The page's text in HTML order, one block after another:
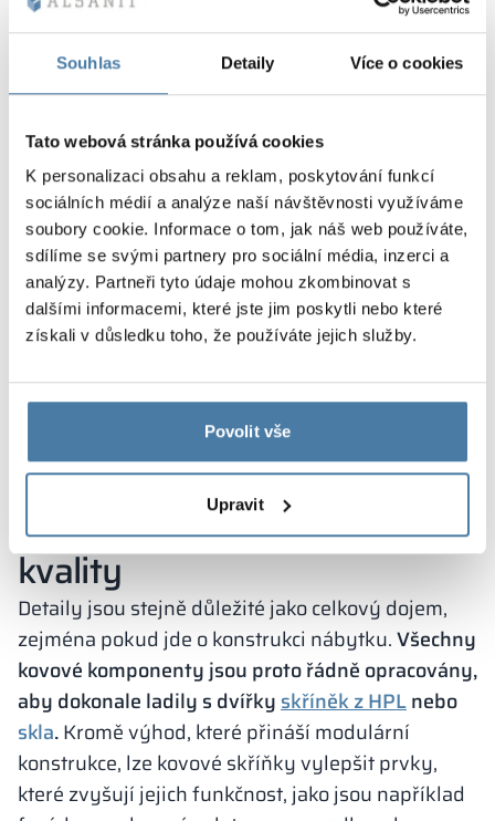
Souhlas Detaily Více o cookies
Tato webová stránka používá cookies
K personalizaci obsahu a reklam, poskytování funkcí
sociálních médií a analýze naší návštěvnosti využíváme
soubory cookie. Informace o tom, jak náš web používáte,
sdílíme se svými partnery pro sociální média, inzerci a
analýzy. Partneři tyto údaje mohou zkombinovat s
dalšími informacemi, které jste jim poskytli nebo které
získali v důsledku toho, že používáte jejich služby.
Povolit vše
Upravit
Tvrzené sklo– Modulární šatní skříně s
ocelovými korpusy lze použít i k vybavení
prestižních interiérů. Model Combo se
luxusní fitness kluby, módně zařízené
kanceláře nebo jiné interiéry, kde je důležitý
originální design. Dveře z tvrzeného skla v
kombinaci s lakovanou pozinkovanou ocelovou
skříní vytvářejí výjimečný efekt. Čelní plochy
lze vyrobit v libovolné barvě. Díky kalení je
povrch dvířek tvrdý a odolný proti poškození,
ale pokud dojde k nežádoucí situaci, sklo se
roztříští na neškodné krystalky bez ostrých
hran.
Modulární skříně pro
bezpečnost a ochranu zdraví
při práci – nábytek nejvyšší
kvality
Detaily jsou stejně důležité jako celkový dojem,
zejména pokud jde o konstrukci nábytku.Všechny
kovové komponenty jsou proto řádně opracovány,
aby dokonale ladily s dvířkyskříněk z HPLnebo
skla.Kromě výhod, které přináší modulární
konstrukce, lze kovové skříňky vylepšit prvky,
které zvyšují jejich funkčnost, jako jsou například